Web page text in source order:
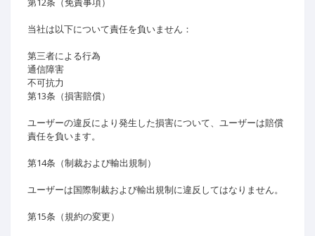
当社は以下について責任を負いません：
第三者による行為
通信障害
不可抗力
第13条（損害賠償）
ユーザーの違反により発生した損害について、ユーザーは賠償
責任を負います。
第14条（制裁および輸出規制）
ユーザーは国際制裁および輸出規制に違反してはなりません。
第15条（規約の変更）